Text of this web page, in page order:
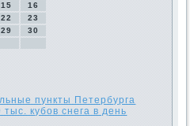
15
16
22
23
29
30
пункты Петербурга
кубов снега в день